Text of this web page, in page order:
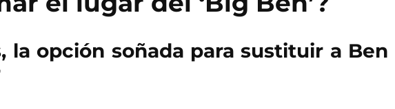
la opción soñada para sustituir a Ben